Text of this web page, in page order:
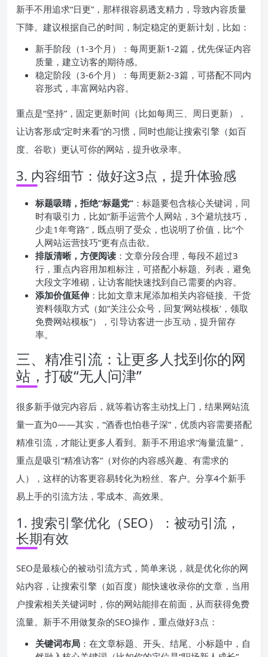
新手不用追求“日更”，那样很容易透支精力，导致内容质量
下降。建议根据自己的时间，制定稳定的更新计划，比如：
新手阶段（1-3个月）：每周更新1-2篇，优先保证内容
质量，建立访客的期待感。
稳定阶段（3-6个月）：每周更新2-3篇，可搭配不同内
容形式，丰富网站内容。
重点是“坚持”，固定更新时间（比如每周三、周日更新），
让访客形成“定时来看”的习惯，同时也能让搜索引擎（如百
度、谷歌）更认可你的网站，提升收录率。
3. 内容细节：做好这3点，提升体验感
标题吸睛，拒绝“标题党” ：标题要包含核心关键词，同
时有吸引力，比如“新手运营个人网站，3个避坑技巧，
少走1年弯路”，既点明了受众，也说明了价值，比“个
人网站运营技巧”更有点击欲。
排版清晰，方便阅读 ：文章分段合理，每段不超过3
行，重点内容用加粗标注，可搭配小标题、列表，避免
大段文字堆砌，让访客能快速找到自己需要的内容。
添加价值延伸 ：比如文章末尾添加相关内容链接、干货
资料领取方式（如“关注公众号，回复‘网站模板’，领取
免费网站模板”），引导访客进一步互动，提升留存
率。
三、精准引流：让更多人找到你的网
站，打破“无人问津”
很多新手做完内容后，就等着访客主动找上门，结果网站流
量一直为0——其实，“酒香也怕巷子深”，优质内容需要搭配
精准引流，才能让更多人看到。新手不用追求“海量流量”，
重点是吸引“精准访客”（对你的内容感兴趣、有需求的
人），这样的访客更容易转化为粉丝、客户。分享4个新手
易上手的引流方法，零成本、高效果。
1. 搜索引擎优化（SEO）：被动引流，
长期有效
SEO是最核心的被动引流方式，简单来说，就是优化你的网
站内容，让搜索引擎（如百度）能快速收录你的文章，当用
户搜索相关关键词时，你的网站能排在前面，从而获得免费
流量。新手不用做复杂的SEO操作，重点做好3点：
关键词布局 ：在文章标题、开头、结尾、小标题中，自